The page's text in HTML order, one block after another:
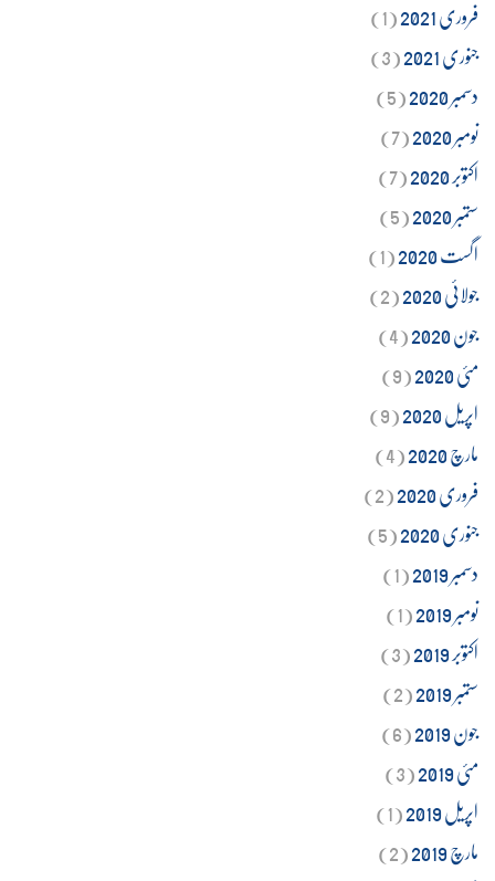
فروری 2021
(1)
جنوری 2021
(3)
دسمبر 2020
(5)
نومبر 2020
(7)
اکتوبر 2020
(7)
ستمبر 2020
(5)
اگست 2020
(1)
جولائی 2020
(2)
جون 2020
(4)
مئی 2020
(9)
اپریل 2020
(9)
مارچ 2020
(4)
فروری 2020
(2)
جنوری 2020
(5)
دسمبر 2019
(1)
نومبر 2019
(1)
اکتوبر 2019
(3)
ستمبر 2019
(2)
جون 2019
(6)
مئی 2019
(3)
اپریل 2019
(1)
مارچ 2019
(2)